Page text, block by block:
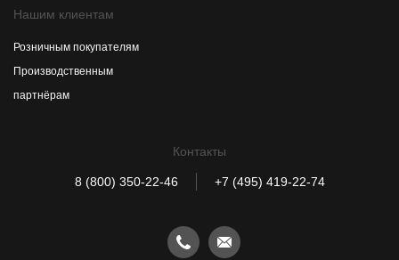
Нашим клиентам
Розничным покупателям
Производственным
партнёрам
Контакты
8 (800) 350-22-46 +7 (495) 419-22-74